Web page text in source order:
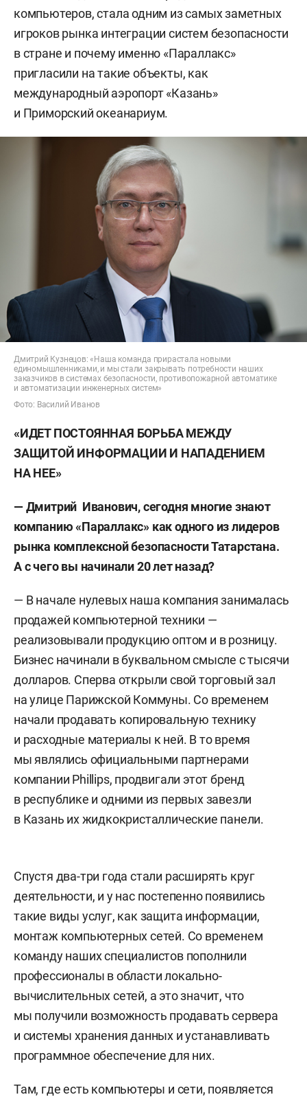
компьютеров, стала одним из самых заметных
игроков рынка интеграции систем безопасности
в стране и почему именно «Параллакс»
пригласили на такие объекты, как
международный аэропорт «Казань»
и Приморский океанариум.
Дмитрий Кузнецов: «Наша команда прирастала новыми
единомышленниками, и мы стали закрывать потребности наших
заказчиков в системах безопасности, противопожарной автоматике
и автоматизации инженерных систем»
Фото: Василий Иванов
«ИДЕТ ПОСТОЯННАЯ БОРЬБА МЕЖДУ
ЗАЩИТОЙ ИНФОРМАЦИИ И НАПАДЕНИЕМ
НА НЕЕ»
— Дмитрий Иванович, сегодня многие знают
компанию «Параллакс» как одного из лидеров
рынка комплексной безопасности Татарстана.
А с чего вы начинали 20 лет назад?
— В начале нулевых наша компания занималась
продажей компьютерной техники —
реализовывали продукцию оптом и в розницу.
Бизнес начинали в буквальном смысле с тысячи
долларов. Сперва открыли свой торговый зал
на улице Парижской Коммуны. Со временем
начали продавать копировальную технику
и расходные материалы к ней. В то время
мы являлись официальными партнерами
компании Phillips, продвигали этот бренд
в республике и одними из первых завезли
в Казань их жидкокристаллические панели.
Спустя два-три года стали расширять круг
деятельности, и у нас постепенно появились
такие виды услуг, как защита информации,
монтаж компьютерных сетей. Со временем
команду наших специалистов пополнили
профессионалы в области локально-
вычислительных сетей, а это значит, что
мы получили возможность продавать сервера
и системы хранения данных и устанавливать
программное обеспечение для них.
Там, где есть компьютеры и сети, появляется